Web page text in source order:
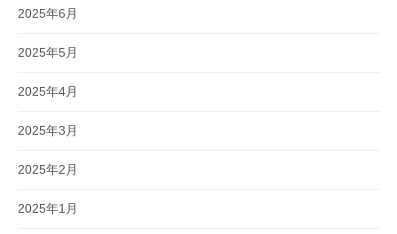
2025年6月
2025年5月
2025年4月
2025年3月
2025年2月
2025年1月